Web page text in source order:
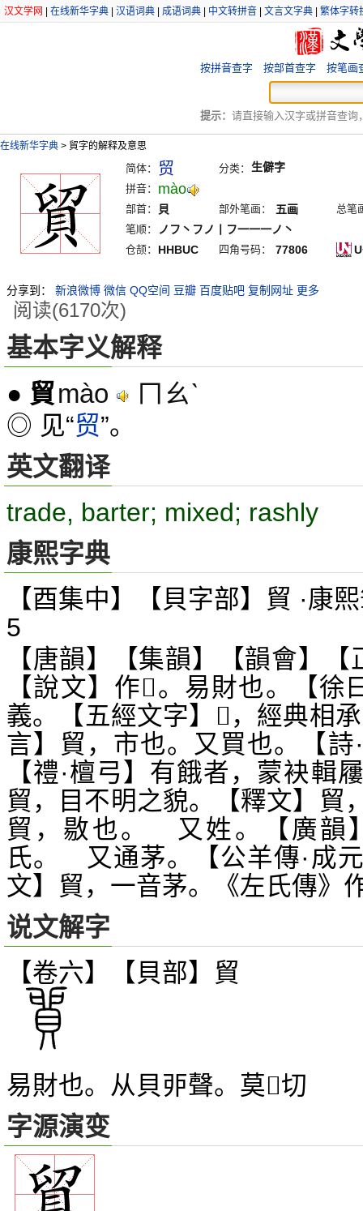
汉文学网 在线新华字典 汉语词典 成语词典 中文转拼音 文言文字典 繁体字转
按拼音查字 按部首查字 按笔画
提示： 请直接输入汉字或拼音查询
在线新华字典 > 貿字的解释及意思
简体： 贸 分类： 生僻字
拼音： mào
部首： 貝 部外笔画： 五画
总笔
笔顺：
ノフ丶フノ丨フ一一一ノ丶
仓颉： HHBUC 四角号码： 77806
分享到： 新浪微博 微信 QQ空间 豆瓣 百度贴吧 复制网址 更多
阅读(6170次)
基本字义解释
● 貿mào ㄇㄠˋ
◎ 见“贸”。
英文翻译
trade, barter; mixed; rashly
康熙字典
【酉集中】【貝字部】貿 ·康
5
【唐韻】【集韻】【韻會】【
【說文】作𧶻。易財也。【徐
義。【五經文字】
𧶻 ，經典相
言】貿，市也。又買也。【
【禮·檀弓】有餓者，蒙袂輯
貿，目不明之貌。【釋文】
貿，敭也。 又姓。【廣韻
氏。 又通茅。【公羊傳·成
文】貿，一音茅。《左氏傳》
说文解字
【卷六】【貝部】 貿
易財也。从貝戼聲。莫𠊱切
字源演变